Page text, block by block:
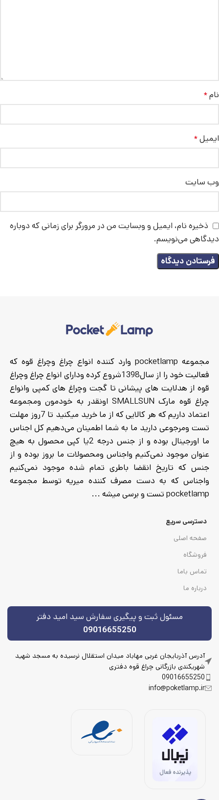
نام*
ایمیل*
وب‌ سایت
ذخیره نام، ایمیل و وبسایت من در مرورگر برای زمانی که دوباره
دیدگاهی می‌نویسم.
مجموعه pocketlamp وارد کننده انواع چراغ وچراغ قوه که
فعالیت خود را از سال1398شروع کرده ودارای انواع چراغ وچراغ
قوه از هدلایت های پیشانی تا گجت وچراغ های کمپی وانواع
چراغ قوه مارک SMALLSUN اونقدر به خودمون ومجموعه
اعتماد داریم که هر کالایی که از ما خرید میکنید تا 7روز مهلت
تست ومرجوعی دارید ما به شما اطمینان می‌دهیم کل اجناس
ما اورجینال بوده و از جنس درجه 2یا کپی محصول به هیچ
عنوان موجود نمی‌کنیم واجناس ومحصولات ما بروز بوده و از
جنس که تاریخ انقضا باطری تمام شده موجود نمی‌کنیم
واجناس که به دست مصرف کننده میریه توسط مجموعه
pocketlamp تست و برسی میشه ...
دسترسی سریع
صفحه اصلی
فروشگاه
تماس باما
درباره ما
مسئول ثبت و پیگیری سفارش سید امید دفتر
09016655250
آدرس آذربایجان غربی مهاباد میدان استقلال نرسیده به مسجد شهید
شهریکندی بازرگانی چراغ قوه دفتری
09016655250
info@poketlamp.ir